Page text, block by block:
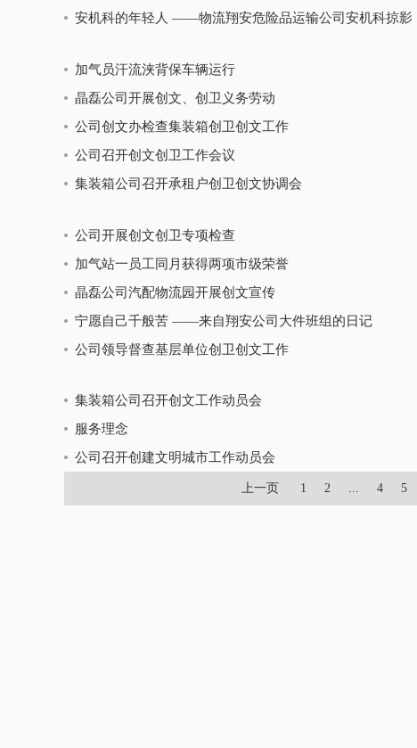
安机科的年轻人 ——物流翔安危险品运输公司安机科掠影
加气员汗流浃背保车辆运行
晶磊公司开展创文、创卫义务劳动
公司创文办检查集装箱创卫创文工作
公司召开创文创卫工作会议
集装箱公司召开承租户创卫创文协调会
公司开展创文创卫专项检查
加气站一员工同月获得两项市级荣誉
晶磊公司汽配物流园开展创文宣传
宁愿自己千般苦 ——来自翔安公司大件班组的日记
公司领导督查基层单位创卫创文工作
集装箱公司召开创文工作动员会
服务理念
公司召开创建文明城市工作动员会
上一页 1 2 ... 4 5